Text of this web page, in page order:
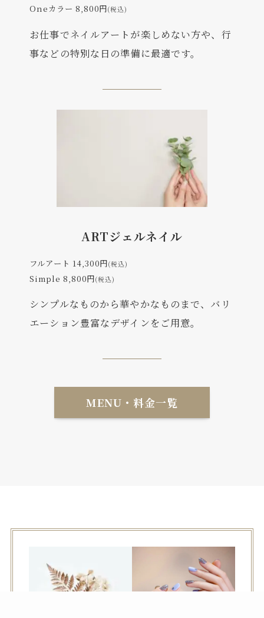
Oneカラー 8,800円(税込)
お仕事でネイルアートが楽しめない方や、行
事などの特別な日の準備に最適です。
ARTジェルネイル
フルアート 14,300円(税込)
Simple 8,800円(税込)
シンプルなものから華やかなものまで、バリ
エーション豊富なデザインをご用意。
MENU・料金一覧